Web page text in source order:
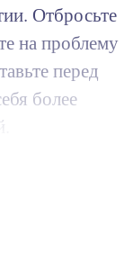
Отбросьте
на проблему
перед
более